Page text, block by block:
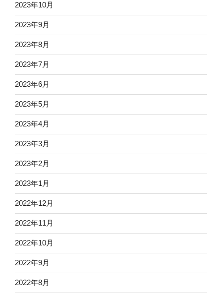
2023年10月
2023年9月
2023年8月
2023年7月
2023年6月
2023年5月
2023年4月
2023年3月
2023年2月
2023年1月
2022年12月
2022年11月
2022年10月
2022年9月
2022年8月